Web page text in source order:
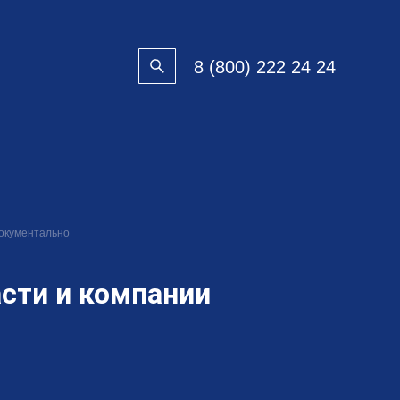
8 (800) 222 24 24
и компании